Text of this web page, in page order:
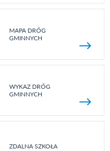
MAPA DRÓG
GMINNYCH
WYKAZ DRÓG
GMINNYCH
ZDALNA SZKOŁA